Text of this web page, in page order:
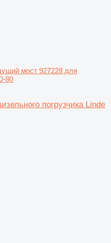
мост 927228 для
80
погрузчика Linde